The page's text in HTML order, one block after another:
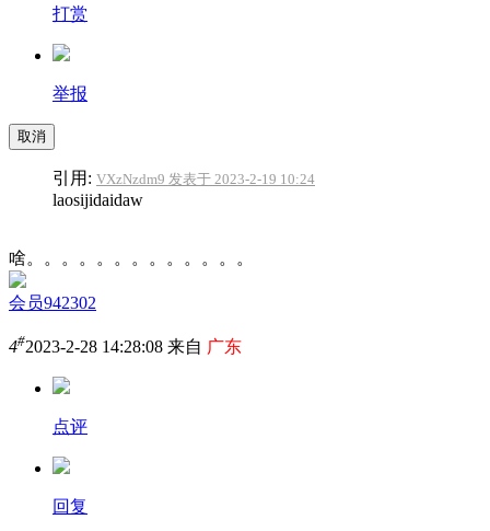
打赏
举报
取消
引用: VXzNzdm9 发表于 2023-2-19 10:24
laosijidaidaw
啥。。。。。。。。。。。。。
会员942302
4#2023-2-28 14:28:08 来自 广东
点评
回复